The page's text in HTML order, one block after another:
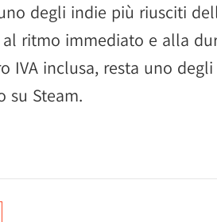
degli indie più riusciti
al ritmo immediato e alla
IVA inclusa, resta uno
su Steam.